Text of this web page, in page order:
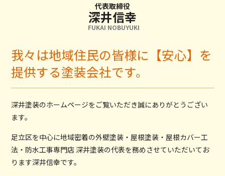
代表取締役
深井信幸
FUKAI NOBUYUKI
我々は地域住民の皆様に【安心】を
提供する塗装会社です。
深井塗装のホームページをご覧いただき誠にありがとうござい
ます。
足立区を中心に地域密着の外壁塗装・屋根塗装・屋根カバー工
法・防水工事専門店 深井塗装の代表を務めさせていただいてお
ります深井信幸です。